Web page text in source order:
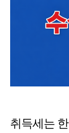
취득세는